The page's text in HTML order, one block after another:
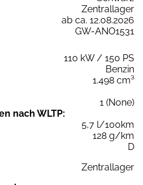
Zentrallager
ab ca. 12.08.2026
GW-ANO1531
110 kW / 150 PS
Benzin
1.498 cm³
1 (None)
nach WLTP:
5,7 l/100km
128 g/km
D
Zentrallager